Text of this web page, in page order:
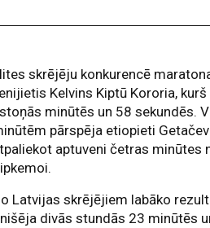
skrējēju konkurencē
Kelvins Kiptū Kororia,
minūtēs un 58 sekundēs.
pārspēja etiopieti
aptuveni četras minūtes
Latvijas skrējējiem labāko
divās stundās 23 minūtēs